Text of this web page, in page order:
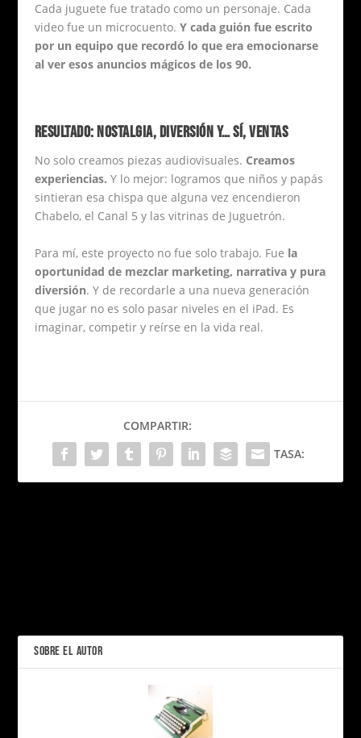
Cada juguete fue tratado como un personaje. Cada
video fue un microcuento. Y cada guión fue escrito
por un equipo que recordó lo que era emocionarse
al ver esos anuncios mágicos de los 90.
RESULTADO: NOSTALGIA, DIVERSIÓN Y… SÍ, VENTAS
No solo creamos piezas audiovisuales. Creamos
experiencias. Y lo mejor: logramos que niños y papás
sintieran esa chispa que alguna vez encendieron
Chabelo, el Canal 5 y las vitrinas de Juguetrón.
Para mí, este proyecto no fue solo trabajo. Fue la
oportunidad de mezclar marketing, narrativa y pura
diversión. Y de recordarle a una nueva generación
que jugar no es solo pasar niveles en el iPad. Es
imaginar, competir y reírse en la vida real.
COMPARTIR:
TASA:
SOBRE EL AUTOR